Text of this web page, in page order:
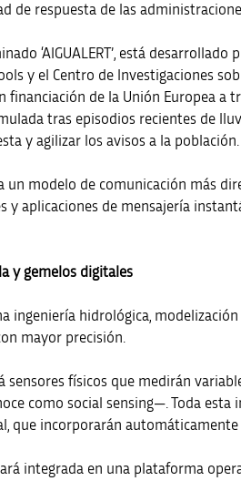
de respuesta de las
‘AIGUALERT’, está
y el Centro de Investigaciones
financiación de la Unión Europea a
tras episodios recientes de
y agilizar los avisos a la población.
un modelo de comunicación
y aplicaciones de mensajería
y gemelos digitales
ingeniería hidrológica,
mayor precisión.
sensores físicos que medirán
como social sensing—. Toda
que incorporarán
integrada en una plataforma